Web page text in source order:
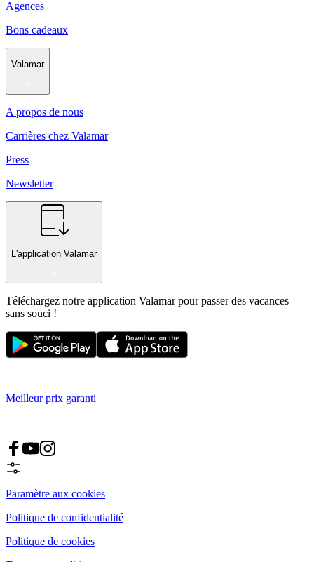
Agences
Bons cadeaux
Valamar
A propos de nous
Carrières chez Valamar
Press
Newsletter
L'application Valamar
Téléchargez notre application Valamar pour passer des vacances
sans souci !
Meilleur prix garanti
Paramètre aux cookies
Politique de confidentialité
Politique de cookies